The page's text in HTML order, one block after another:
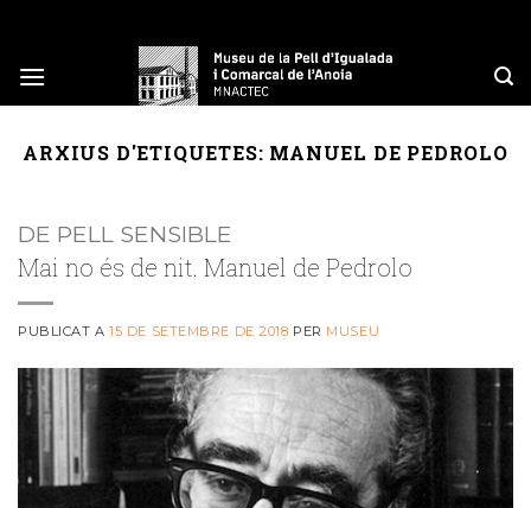
content
ARXIUS D'ETIQUETES: MANUEL DE PEDROLO
DE PELL SENSIBLE
Mai no és de nit. Manuel de Pedrolo
PUBLICAT A15 DE SETEMBRE DE 2018 PER MUSEU